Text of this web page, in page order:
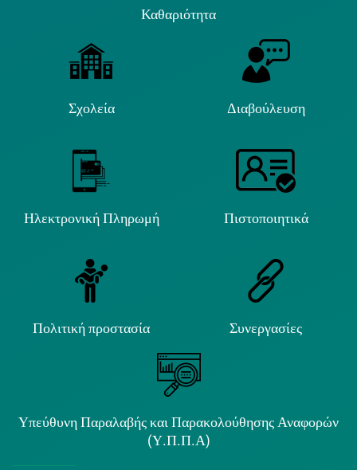
Καθαριότητα
Σχολεία Διαβούλευση
Ηλεκτρονική Πληρωμή Πιστοποιητικά
Πολιτική προστασία Συνεργασίες
Υπεύθυνη Παραλαβής και Παρακολούθησης Αναφορών
(Υ.Π.Π.Α)